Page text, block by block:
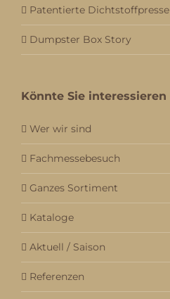
Patentierte Dichtstoffpresse
Dumpster Box Story
Könnte Sie interessieren
Wer wir sind
Fachmessebesuch
Ganzes Sortiment
Kataloge
Aktuell / Saison
Referenzen